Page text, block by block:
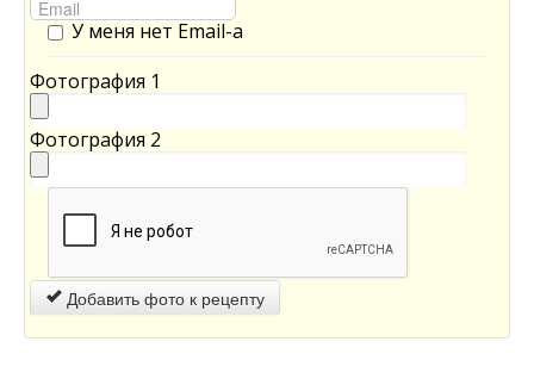
У меня нет Email-а
Фотография 1
Фотография 2
Добавить фото к рецепту